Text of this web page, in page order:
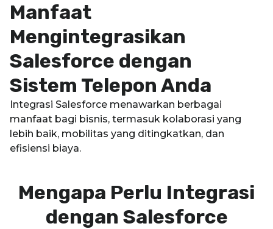
Manfaat
Mengintegrasikan
Salesforce dengan
Sistem Telepon Anda
Integrasi Salesforce menawarkan berbagai
manfaat bagi bisnis, termasuk kolaborasi yang
lebih baik, mobilitas yang ditingkatkan, dan
efisiensi biaya.
Mengapa Perlu Integrasi
dengan Salesforce